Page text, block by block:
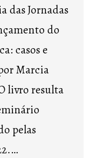
das Jornadas
do
casos e
Marcia
livro resulta
pelas